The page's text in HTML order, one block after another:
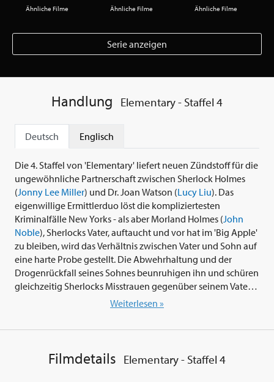
Ähnliche Filme Ähnliche Filme Ähnliche Filme
Serie anzeigen
Handlung Elementary - Staffel 4
Deutsch Englisch
Die 4. Staffel von 'Elementary' liefert neuen Zündstoff für die
ungewöhnliche Partnerschaft zwischen Sherlock Holmes
(Jonny Lee Miller) und Dr. Joan Watson (Lucy Liu). Das
eigenwillige Ermittlerduo löst die kompliziertesten
Kriminalfälle New Yorks - als aber Morland Holmes (John
Noble), Sherlocks Vater, auftaucht und vor hat im 'Big Apple'
zu bleiben, wird das Verhältnis zwischen Vater und Sohn auf
eine harte Probe gestellt. Die Abwehrhaltung und der
Drogenrückfall seines Sohnes beunruhigen ihn und schüren
gleichzeitig Sherlocks Misstrauen gegenüber seinem Vater.
02. Die unsichtbare Waffe
03. Du bist ich
Weiterlesen »
Filmdetails Elementary - Staffel 4